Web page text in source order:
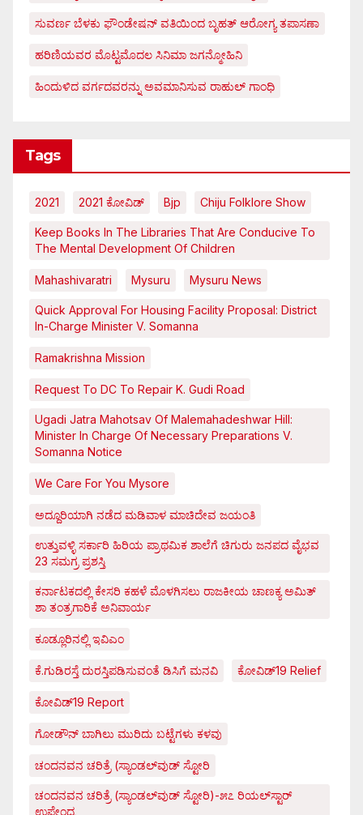
ಸುವರ್ಣ ಬೆಳಕು ಫೌಂಡೇಷನ್ ವತಿಯಿಂದ ಬೃಹತ್ ಆರೋಗ್ಯ ತಪಾಸಣಾ
ಹರಿಣಿಯವರ ಮೊಟ್ಟಮೊದಲ ಸಿನಿಮಾ ಜಗನ್ಮೋಹಿನಿ
ಹಿಂದುಳಿದ ವರ್ಗದವರನ್ನು ಅವಮಾನಿಸುವ ರಾಹುಲ್ ಗಾಂಧಿ
Tags
2021 2021 ಕೋವಿಡ್‌ Bjp Chiju Folklore Show
Keep Books In The Libraries That Are Conducive To
The Mental Development Of Children
Mahashivaratri Mysuru Mysuru News
Quick Approval For Housing Facility Proposal: District
In-Charge Minister V. Somanna
Ramakrishna Mission
Request To DC To Repair K. Gudi Road
Ugadi Jatra Mahotsav Of Malemahadeshwar Hill:
Minister In Charge Of Necessary Preparations V.
Somanna Notice
We Care For You Mysore
ಅದ್ದೂರಿಯಾಗಿ ನಡೆದ ಮಡಿವಾಳ ಮಾಚಿದೇವ ಜಯಂತಿ
ಉತ್ತುವಳ್ಳಿ ಸರ್ಕಾರಿ ಹಿರಿಯ ಪ್ರಾಥಮಿಕ ಶಾಲೆಗೆ ಚಿಗುರು ಜನಪದ ವೈಭವ
23 ಸಮಗ್ರ ಪ್ರಶಸ್ತಿ
ಕರ್ನಾಟಕದಲ್ಲಿ ಕೇಸರಿ ಕಹಳೆ ಮೊಳಗಿಸಲು ರಾಜಕೀಯ ಚಾಣಕ್ಯ ಅಮಿತ್
ಶಾ ತಂತ್ರಗಾರಿಕೆ ಅನಿವಾರ್ಯ
ಕೂಡ್ಲೂರಿನಲ್ಲಿ ಇವಿಎಂ
ಕೆ.ಗುಡಿರಸ್ತೆ ದುರಸ್ತಿಪಡಿಸುವಂತೆ ಡಿಸಿಗೆ ಮನವಿ ಕೋವಿಡ್‌19 Relief
ಕೋವಿಡ್‌19 Report
ಗೋಡೌನ್ ಬಾಗಿಲು ಮುರಿದು ಬಟ್ಟೆಗಳು ಕಳವು
ಚಂದನವನ ಚರಿತ್ರೆ (ಸ್ಯಾಂಡಲ್‌ವುಡ್ ಸ್ಟೋರಿ
ಚಂದನವನ ಚರಿತ್ರೆ (ಸ್ಯಾಂಡಲ್‌ವುಡ್ ಸ್ಟೋರಿ)-೫೭ ರಿಯಲ್‌ಸ್ಟಾರ್
ಉಪೇಂದ್ರ